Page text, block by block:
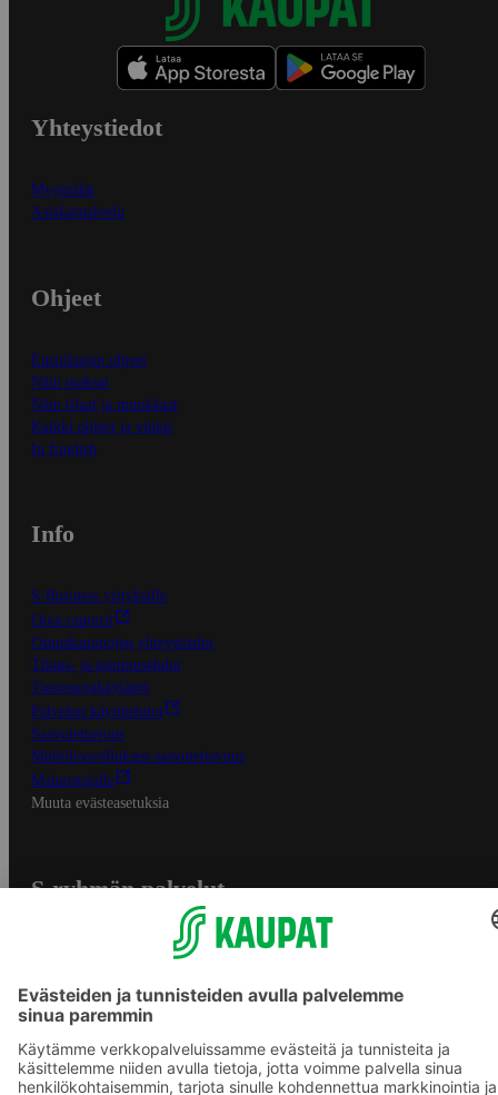
Yhteystiedot
Myymälät
Asiakaspalvelu
Ohjeet
Ensitilaajan ohjeet
Näin maksat
Näin tilaat ja muokkaat
Kaikki ohjeet ja vinkit
In English
Info
S-Business yrityksille
Oiva-raportit
Osuuskauppojen yhteystiedot
Tilaus- ja toimitusehdot
Tietosuojakäytäntö
Palvelun käyttöehdot
Saavutettavuus
Mobiilisovelluksen saavutettavuus
Mainostajalle
Muuta evästeasetuksia
S-ryhmän palvelut
Yhteishyvä Ruoka -sovellus
S-ostoslista -sovellus
Prisma.fi
Sokos.fi